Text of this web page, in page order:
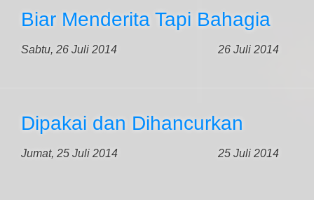
Biar Menderita Tapi Bahagia
Sabtu, 26 Juli 2014 26 Juli 2014
Dipakai dan Dihancurkan
Jumat, 25 Juli 2014 25 Juli 2014